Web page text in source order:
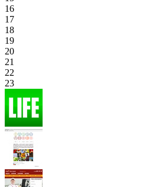
16
17
18
19
20
21
22
23